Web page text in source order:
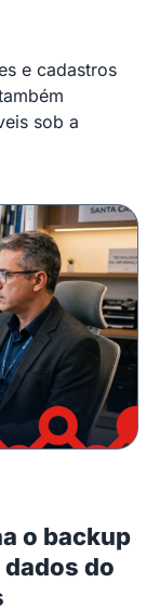
e cadastros
sob a
o backup
do